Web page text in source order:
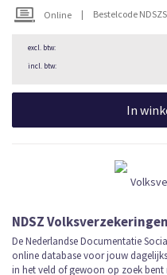
Online | Bestelcode
In
NDSZ
De Nederlandse Documentatie
online database voor jouw
in het veld of gewoon op zoek